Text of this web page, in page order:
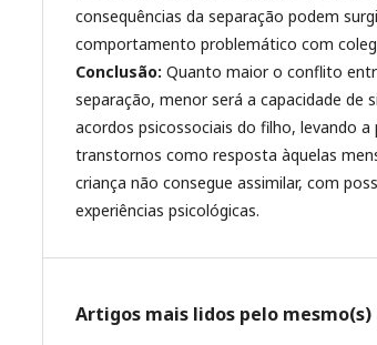
consequências da separação podem
comportamento problemático com
Conclusão: Quanto maior o conflito
separação, menor será a capacidade de
acordos psicossociais do filho, levando
transtornos como resposta àquelas
criança não consegue assimilar, com
experiências psicológicas.
Artigos mais lidos pelo